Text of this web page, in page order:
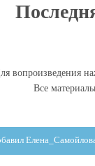
вопроизведения
Все